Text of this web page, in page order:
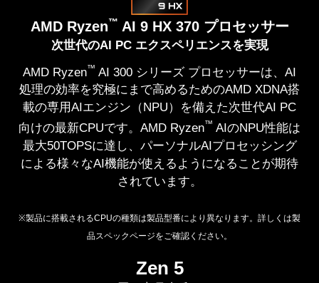
AMD Ryzen™ AI 9 HX 370 プロセッサー
次世代のAI PC エクスペリエンスを実現
AMD Ryzen™ AI 300 シリーズ プロセッサーは、AI
処理の効率を究極にまで高めるためのAMD XDNA搭
載の専用AIエンジン（NPU）を備えた次世代AI PC
向けの最新CPUです。AMD Ryzen™ AIのNPU性能は
最大50TOPSに達し、パーソナルAIプロセッシング
による様々なAI機能が使えるようになることが期待
されています。
※製品に搭載されるCPUの種類は製品型番により異なります。詳しくは製
品スペックページをご確認ください。
Zen 5